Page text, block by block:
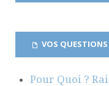
VOS QUESTIONS
Pour Quoi ?